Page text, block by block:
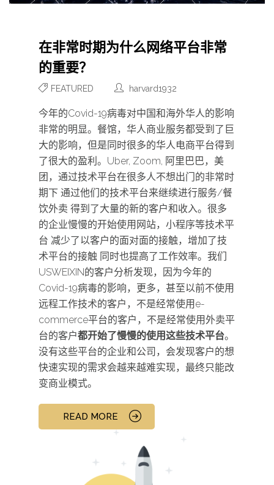
在非常时期为什么网络平台非常
的重要？
FEATURED harvard1932
今年的Covid-19病毒对中国和海外华人的影响
非常的明显。餐馆，华人商业服务都受到了巨
大的影响，但是同时很多的华人电商平台得到
了很大的盈利。Uber, Zoom, 阿里巴巴，美
团，通过技术平台在很多人不想出门的非常时
期下 通过他们的技术平台来继续进行服务/餐
饮外卖 得到了大量的新的客户和收入。很多
的企业慢慢的开始使用网站，小程序等技术平
台 减少了以客户的面对面的接触，增加了技
术平台的接触 同时也提高了工作效率。我们
USWEIXIN的客户分析发现，因为今年的
Covid-19病毒的影响，更多，甚至以前不使用
远程工作技术的客户，不是经常使用e-
commerce平台的客户，不是经常使用外卖平
台的客户都开始了慢慢的使用这些技术平台。
没有这些平台的企业和公司，会发现客户的想
快速实现的需求会越来越难实现，最终只能改
变商业模式。
READ MORE